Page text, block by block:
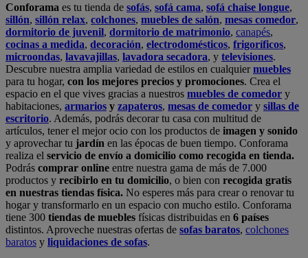
Conforama es tu tienda de sofás, sofá cama, sofá chaise longue,
sillón, sillón relax, colchones, muebles de salón, mesas comedor,
dormitorio de juvenil, dormitorio de matrimonio, canapés,
cocinas a medida, decoración, electrodomésticos, frigoríficos,
microondas, lavavajillas, lavadora secadora, y televisiones.
Descubre nuestra amplia variedad de estilos en cualquiermuebles
para tu hogar, con los mejores precios y promociones. Crea el
espacio en el que vives gracias a nuestros muebles de comedor y
habitaciones, armarios y zapateros, mesas de comedor y sillas de
escritorio. Además, podrás decorar tu casa con multitud de
artículos, tener el mejor ocio con los productos de imagen y sonido
y aprovechar tu jardín en las épocas de buen tiempo. Conforama
realiza el servicio de envío a domicilio como recogida en tienda.
Podrás comprar online entre nuestra gama de más de 7.000
productos y recibirlo en tu domicilio, o bien con recogida gratis
en nuestras tiendas física. No esperes más para crear o renovar tu
hogar y transformarlo en un espacio con mucho estilo. Conforama
tiene 300 tiendas de muebles físicas distribuidas en 6 países
distintos. Aproveche nuestras ofertas de sofas baratos, colchones
baratos y liquidaciones de sofas.